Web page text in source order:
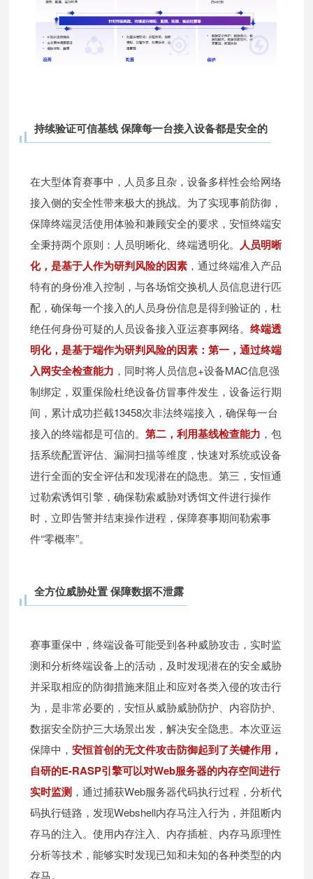
持续验证可信基线 保障每一台接入设备都是安全的
在大型体育赛事中，人员多且杂，设备多样性会给网络
接入侧的安全性带来极大的挑战。为了实现事前防御，
保障终端灵活使用体验和兼顾安全的要求，安恒终端安
全秉持两个原则：人员明晰化、终端透明化。 人员明晰
化，是基于人作为研判风险的因素 ，通过终端准入产品
特有的身份准入控制，与各场馆交换机人员信息进行匹
配，确保每一个接入的人员身份信息是得到验证的，杜
绝任何身份可疑的人员设备接入亚运赛事网络。终端透
明化，是基于端作为研判风险的因素：第一，通过终端
入网安全检查能力 ，同时将人员信息+设备MAC信息强
制绑定，双重保险杜绝设备仿冒事件发生，设备运行期
间，累计成功拦截13458次非法终端接入，确保每一台
接入的终端都是可信的。第二，利用基线检查能力 ，包
括系统配置评估、漏洞扫描等维度，快速对系统或设备
进行全面的安全评估和发现潜在的隐患。第三，安恒通
过勒索诱饵引擎，确保勒索威胁对诱饵文件进行操作
时，立即告警并结束操作进程，保障赛事期间勒索事
件“零概率”。
全方位威胁处置 保障数据不泄露
赛事重保中，终端设备可能受到各种威胁攻击，实时监
测和分析终端设备上的活动，及时发现潜在的安全威胁
并采取相应的防御措施来阻止和应对各类入侵的攻击行
为，是非常必要的，安恒从威胁威胁防护、内容防护、
数据安全防护三大场景出发，解决安全隐患。本次亚运
保障中，安恒首创的无文件攻击防御起到了关键作用，
自研的E-RASP引擎可以对Web服务器的内存空间进行
实时监测 ，通过捕获Web服务器代码执行过程，分析代
码执行链路，发现Webshell内存马注入行为，并阻断内
存马的注入。使用内存注入、内存插桩、内存马原理性
分析等技术，能够实时发现已知和未知的各种类型的内
存马。